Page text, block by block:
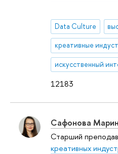
12183
Data Culture
креативные
искусственный
Сафонова
Старший
креативных